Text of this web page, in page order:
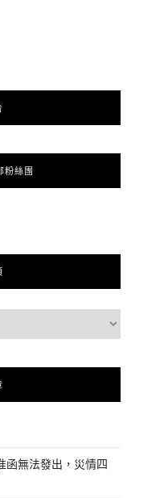
粉絲團
函無法發出，災情四